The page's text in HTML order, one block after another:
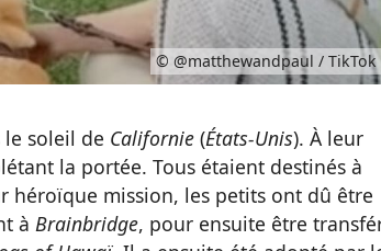
© @matthewandpaul / TikTok
le soleil de Californie (États-Unis). À leur
la portée. Tous étaient destinés à
héroïque mission, les petits ont dû être
à Brainbridge, pour ensuite être